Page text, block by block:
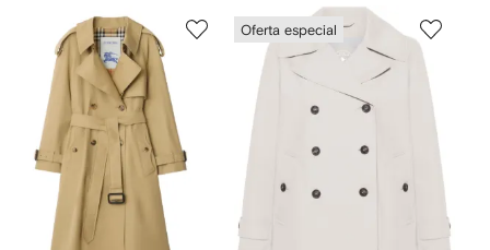
Oferta especial